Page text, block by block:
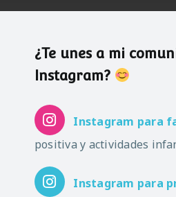
Artículos relacionados
11 cursos MOOC
para profesores
¿Te unes a mi
Instagram?
Instagram para
positiva y actividades
Instagram para